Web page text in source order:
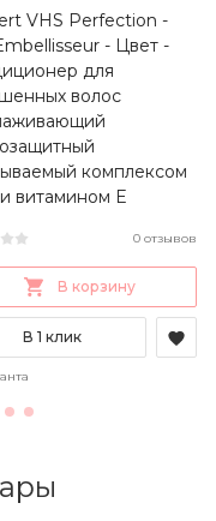
VHS Perfection -
- Цвет -
для
волос
комплексом
витамином Е
0 отзывов
В корзину
В 1 клик